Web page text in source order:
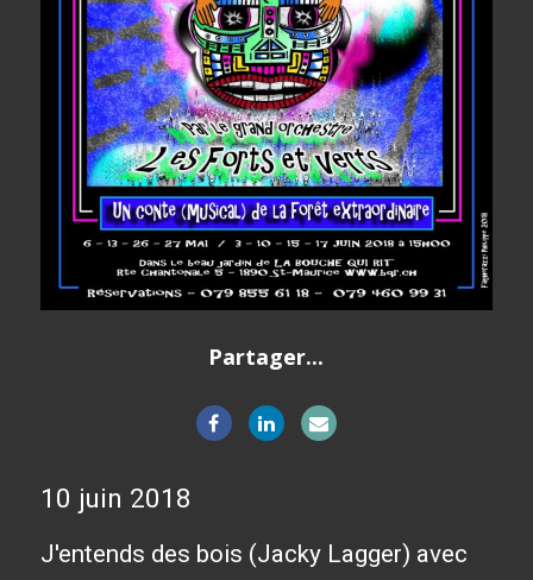
Partager...
10 juin 2018
J'entends des bois (Jacky Lagger) avec